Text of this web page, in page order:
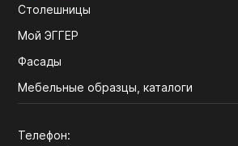
Столешницы
Мой ЭГГЕР
Фасады
Мебельные образцы, каталоги
Телефон: